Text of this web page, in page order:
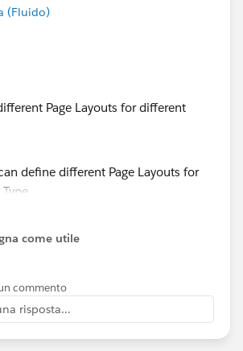
(Fluido)
Page Layouts for different
profile wil hae access to whihc page
come utile
commento
risposta...